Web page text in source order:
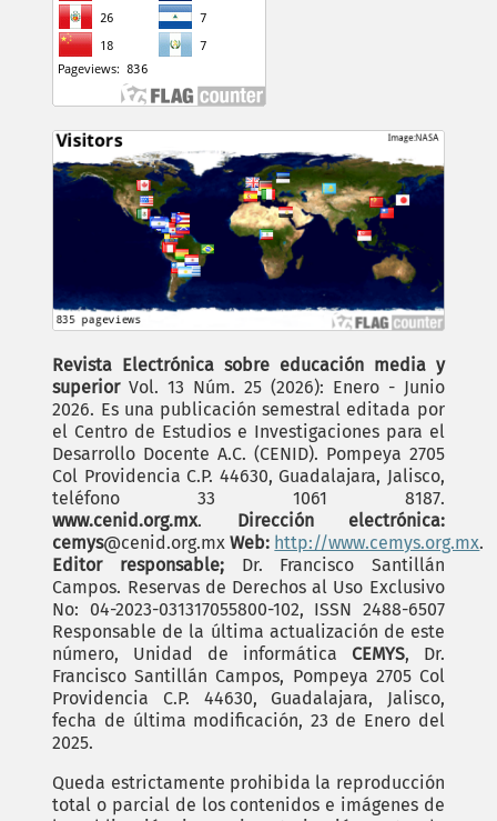
Revista Electrónica sobre educación media y
superiorVol. 13 Núm. 25 (2026): Enero - Junio
2026. Es una publicación semestral editada por
el Centro de Estudios e Investigaciones para el
Desarrollo Docente A.C. (CENID). Pompeya 2705
Col Providencia C.P. 44630, Guadalajara, Jalisco,
teléfono 33 1061 8187.
www.cenid.org.mx. Dirección electrónica:
cemys@cenid.org.mxWeb: http://www.cemys.org.mx.
Editor responsable;Dr. Francisco Santillán
Campos. Reservas de Derechos al Uso Exclusivo
No: 04-2023-031317055800-102, ISSN 2488-6507
Responsable de la última actualización de este
número, Unidad de informática CEMYS, Dr.
Francisco Santillán Campos, Pompeya 2705 Col
Providencia C.P. 44630, Guadalajara, Jalisco,
fecha de última modificación, 23 de Enero del
2025.
Queda estrictamente prohibida la reproducción
total o parcial de los contenidos e imágenes de